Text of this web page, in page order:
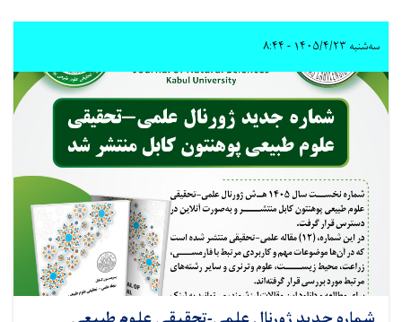
سه‌شنبه ۱۴۰۵/۴/۲۳ - ۸:۴۴